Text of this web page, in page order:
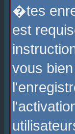
�tes
est
vous